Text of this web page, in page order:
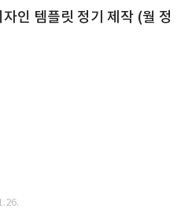
인 템플릿 정기 제작 (월 정